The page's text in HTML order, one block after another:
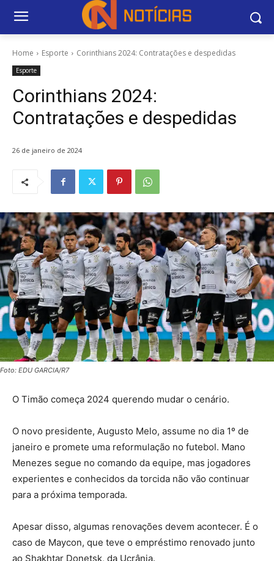
Home Esporte Corinthians 2024: Contratações e despedidas
Esporte
Corinthians 2024:
Contratações e despedidas
26 de janeiro de 2024
Foto: EDU GARCIA/R7
O Timão começa 2024 querendo mudar o cenário.
O novo presidente, Augusto Melo, assume no dia 1º de
janeiro e promete uma reformulação no futebol. Mano
Menezes segue no comando da equipe, mas jogadores
experientes e conhecidos da torcida não vão continuar
para a próxima temporada.
Apesar disso, algumas renovações devem acontecer. É o
caso de Maycon, que teve o empréstimo renovado junto
ao Shakhtar Donetsk, da Ucrânia.